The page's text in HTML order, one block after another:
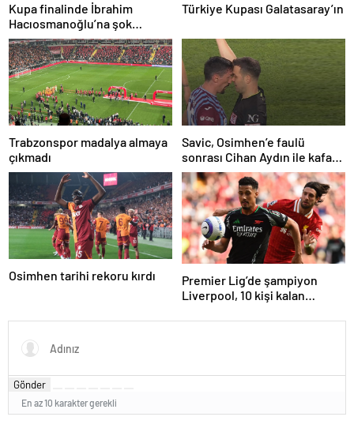
Kupa finalinde İbrahim
Hacıosmanoğlu’na şok
protesto!
Türkiye Kupası Galatasaray’ın
Trabzonspor madalya almaya
çıkmadı
Savic, Osimhen’e faulü
sonrası Cihan Aydın ile kafa
kafaya geldi!
Osimhen tarihi rekoru kırdı
Premier Lig’de şampiyon
Liverpool, 10 kişi kalan
Gönder
En az 10 karakter gerekli